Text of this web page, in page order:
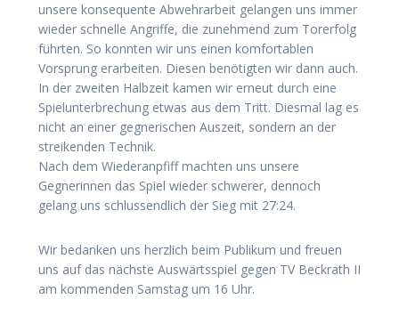
unsere konsequente Abwehrarbeit gelangen uns immer
wieder schnelle Angriffe, die zunehmend zum Torerfolg
führten. So konnten wir uns einen komfortablen
Vorsprung erarbeiten. Diesen benötigten wir dann auch.
In der zweiten Halbzeit kamen wir erneut durch eine
Spielunterbrechung etwas aus dem Tritt. Diesmal lag es
nicht an einer gegnerischen Auszeit, sondern an der
streikenden Technik.
Nach dem Wiederanpfiff machten uns unsere
Gegnerinnen das Spiel wieder schwerer, dennoch
gelang uns schlussendlich der Sieg mit 27:24.
Wir bedanken uns herzlich beim Publikum und freuen
uns auf das nächste Auswärtsspiel gegen TV Beckrath II
am kommenden Samstag um 16 Uhr.